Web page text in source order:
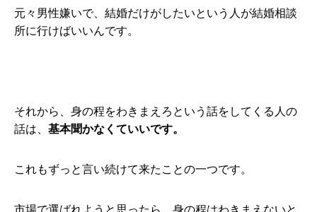
元々男性嫌いで、結婚だけがしたいという人が結婚相談
所に行けばいいんです。
それから、身の程をわきまえろという話をしてくる人の
話は、 基本聞かなくていいです。
これもずっと言い続けて来たことの一つです。
市場で選ばれようと思ったら、身の程はわきまえないと